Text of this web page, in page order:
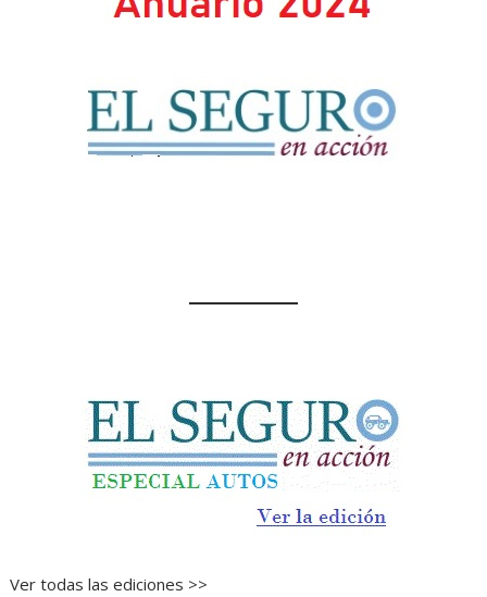
Ver todas las ediciones >>